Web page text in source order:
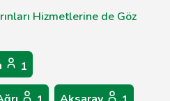
Hizmetlerine de Göz
1